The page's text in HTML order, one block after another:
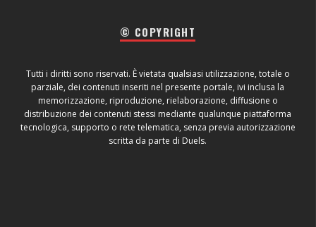
© COPYRIGHT
Tutti i diritti sono riservati. È vietata qualsiasi utilizzazione, totale o
parziale, dei contenuti inseriti nel presente portale, ivi inclusa la
memorizzazione, riproduzione, rielaborazione, diffusione o
distribuzione dei contenuti stessi mediante qualunque piattaforma
tecnologica, supporto o rete telematica, senza previa autorizzazione
scritta da parte di Duels.